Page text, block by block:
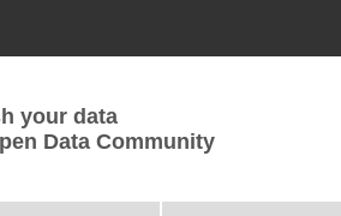
your data
Data Community